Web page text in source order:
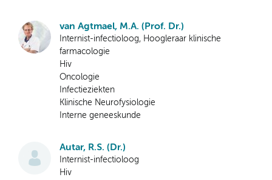
van Agtmael, M.A. (Prof. Dr.)
Internist-infectioloog, Hoogleraar klinische
farmacologie
Hiv
Oncologie
Infectieziekten
Klinische Neurofysiologie
Interne geneeskunde
Autar, R.S. (Dr.)
Internist-infectioloog
Hiv